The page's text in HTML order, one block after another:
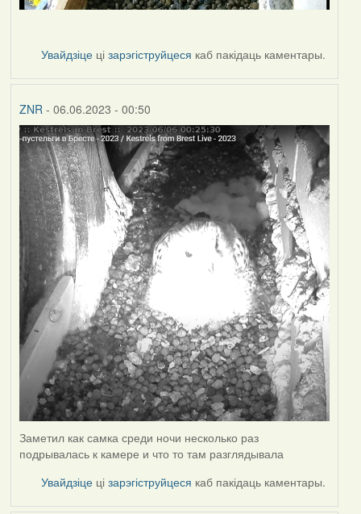
Увайдзіце цізарэгіструйцеся каб пакідаць каментары.
ZNR - 06.06.2023 - 00:50
Заметил как самка среди ночи несколько раз
подрывалась к камере и что то там разглядывала
Увайдзіце цізарэгіструйцеся каб пакідаць каментары.